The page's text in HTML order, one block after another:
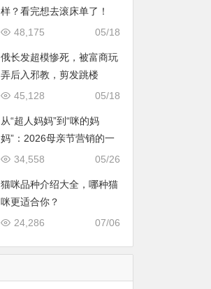
样？看完想去滚床单了！
05/18
48,175
俄长发超模惨死，被富商玩
弄后入邪教，剪发跳楼
05/18
45,128
从“超人妈妈”到“咪的妈
妈”：2026母亲节营销的一
次温情破题
05/26
34,558
猫咪品种介绍大全，哪种猫
咪更适合你？
07/06
24,286